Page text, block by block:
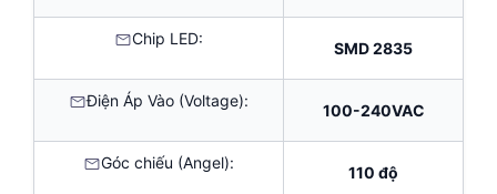
Chip LED:
SMD 2835
Điện Áp Vào (Voltage):
100-240VAC
Góc chiếu (Angel):
110 độ